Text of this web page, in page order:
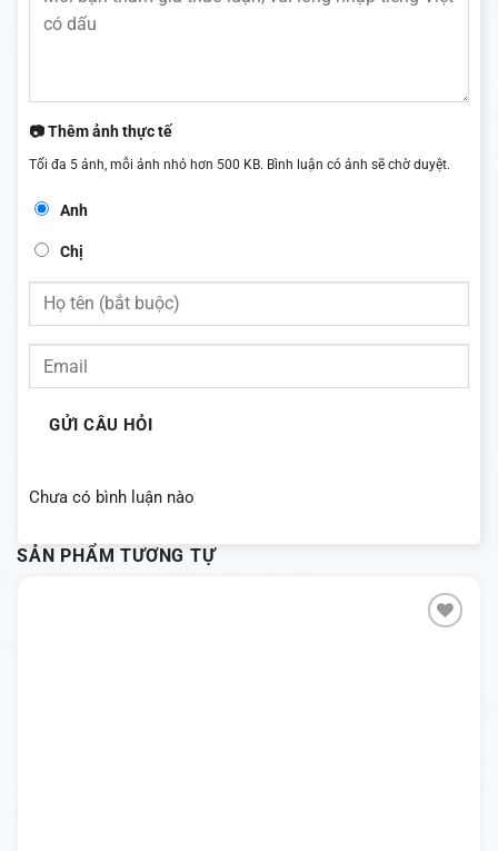
📷 Thêm ảnh thực tế
Tối đa 5 ảnh, mỗi ảnh nhỏ hơn 500 KB. Bình luận có ảnh sẽ chờ duyệt.
Anh
Chị
GỬI CÂU HỎI
Chưa có bình luận nào
SẢN PHẨM TƯƠNG TỰ